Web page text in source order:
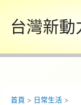
內
台灣新動
首頁
日常生活